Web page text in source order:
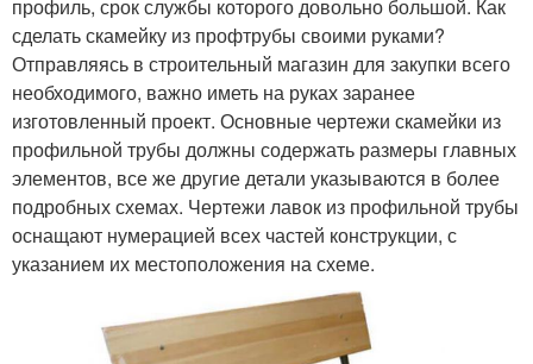
профиль, срок службы которого довольно большой. Как
сделать скамейку из профтрубы своими руками?
Отправляясь в строительный магазин для закупки всего
необходимого, важно иметь на руках заранее
изготовленный проект. Основные чертежи скамейки из
профильной трубы должны содержать размеры главных
элементов, все же другие детали указываются в более
подробных схемах. Чертежи лавок из профильной трубы
оснащают нумерацией всех частей конструкции, с
указанием их местоположения на схеме.